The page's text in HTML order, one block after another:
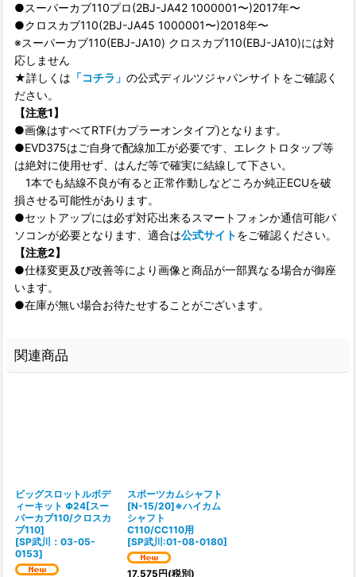
●スーパーカブ110プロ(2BJ-JA42 1000001〜)2017年〜
●クロスカブ110(2BJ-JA45 1000001〜)2018年〜
※スーパーカブ110(EBJ-JA10) クロスカブ110(EBJ-JA10)には対
応しません
★詳しくは 「コチラ」 の公式ディルツジャパンサイトをご確認く
ださい。
【注意1】
●画像はすべてRTF(カプラーオンタイプ)となります。
●EVD375はご自身で配線加工が必要です、エレクトロタップ等
は絶対に使用せず、はんだ等で確実に結線して下さい。
1本でも結線不良が有ると正常作動しなどころか純正ECUを破
損させる可能性があります。
●セットアップには必ず対応出来るスマートフォンか通信可能パ
ソコンが必要となります、適合は公式サイトをご確認ください。
【注意2】
●仕様変更及び改善等により画像と商品が一部異なる場合が御座
います。
●在庫が無い場合お待たせすることがございます。
関連商品
ビッグスロットルボデ
ィーキット Φ24[スー
パーカブ110/クロスカ
ブ110]
[SP武川：03-05-
0153]
スポーツカムシャフト
[N-15/20]※ハイカム
シャフト
C110/CC110用
[SP武川:01-08-0180]
17,575円(税別)